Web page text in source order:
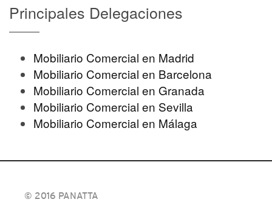
Principales Delegaciones
Mobiliario Comercial en Madrid
Mobiliario Comercial en Barcelona
Mobiliario Comercial en Granada
Mobiliario Comercial en Sevilla
Mobiliario Comercial en Málaga
© 2016 PANATTA